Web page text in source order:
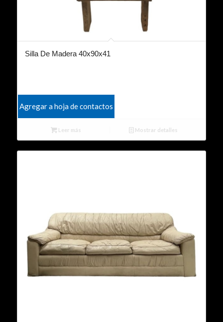
Silla De Madera 40x90x41
Agregar a hoja de contactos
Leer más Mostrar detalles